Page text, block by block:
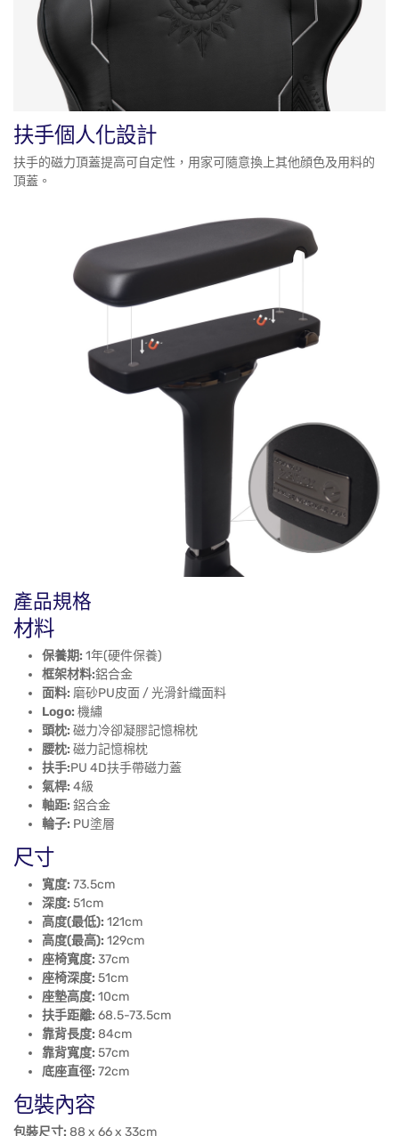
扶手個人化設計
扶手的磁力頂蓋提高可自定性，用家可隨意換上其他顔色及用料的
頂蓋。
產品規格
材料
保養期: 1年(硬件保養)
框架材料:鋁合金
面料: 磨砂PU皮面 / 光滑針織面料
Logo: 機繡
頭枕: 磁力冷卻凝膠記憶棉枕
腰枕: 磁力記憶棉枕
扶手:PU 4D扶手帶磁力蓋
氣桿: 4級
軸距: 鋁合金
輪子: PU塗層
尺寸
寬度: 73.5cm
深度: 51cm
高度(最低): 121cm
高度(最高): 129cm
座椅寬度: 37cm
座椅深度: 51cm
座墊高度: 10cm
扶手距離: 68.5-73.5cm
靠背長度: 84cm
靠背寬度: 57cm
底座直徑: 72cm
包裝內容
包裝尺寸: 88 x 66 x 33cm